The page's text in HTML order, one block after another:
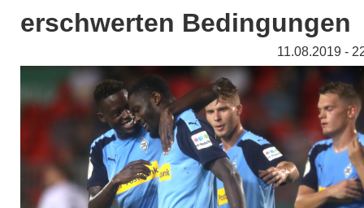
erschwerten Bedingungen
11.08.2019 -